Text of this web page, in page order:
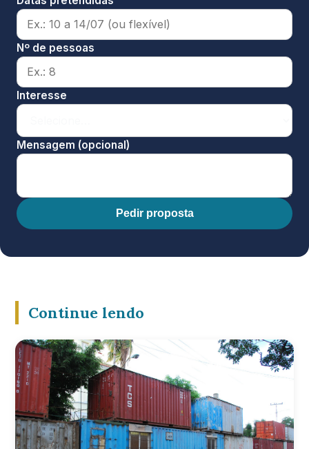
Nº de pessoas
Interesse
Mensagem (opcional)
Pedir proposta
Continue lendo